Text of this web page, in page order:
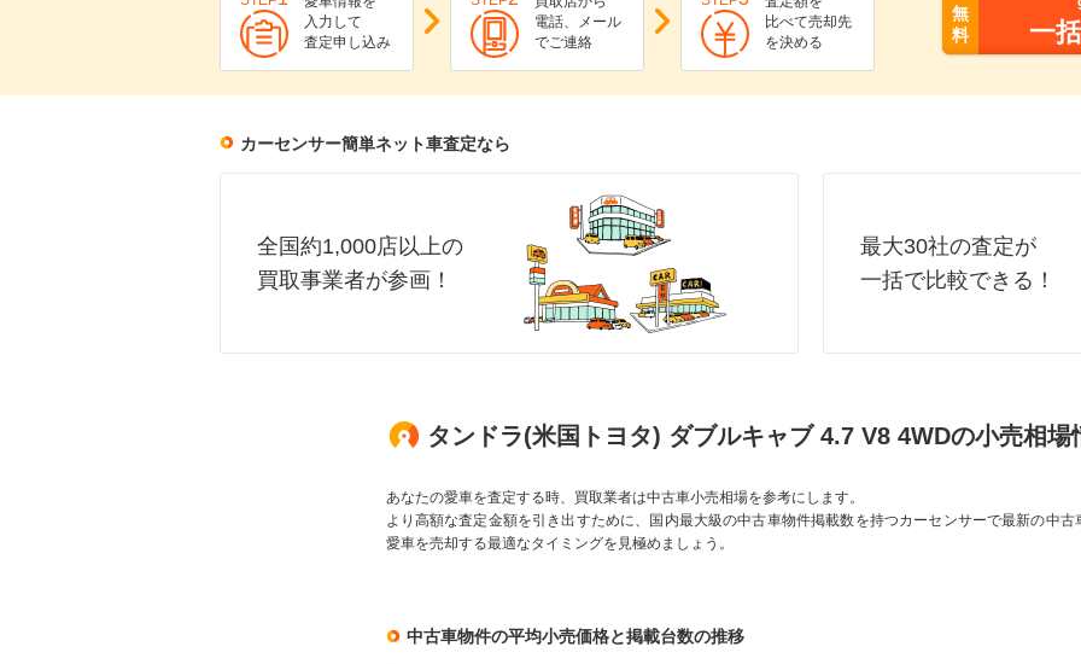
入力して
査定申し込み
電話、メール
でご連絡
比べて売却先
を決める
無
料
一
カーセンサー簡単ネット車査定なら
全国約1,000店以上の
買取事業者が参画！
最大30社の査定が
一括で比較できる！
タンドラ(米国トヨタ) ダブルキャブ 4.7 V8 4WDの小売相場
あなたの愛車を査定する時、買取業者は中古車小売相場を参考にします。
より高額な査定金額を引き出すために、国内最大級の中古車物件掲載数を持つカーセンサーで最新の中古
愛車を売却する最適なタイミングを見極めましょう。
中古車物件の平均小売価格と掲載台数の推移